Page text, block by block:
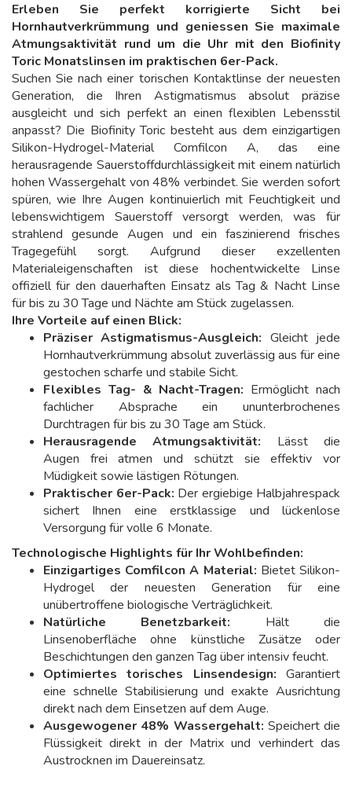
Erleben Sie perfekt korrigierte Sicht bei
Hornhautverkrümmung und geniessen Sie maximale
Atmungsaktivität rund um die Uhr mit den Biofinity
Toric Monatslinsen im praktischen 6er-Pack.
Suchen Sie nach einer torischen Kontaktlinse der neuesten
Generation, die Ihren Astigmatismus absolut präzise
ausgleicht und sich perfekt an einen flexiblen Lebensstil
anpasst? Die Biofinity Toric besteht aus dem einzigartigen
Silikon-Hydrogel-Material Comfilcon A, das eine
herausragende Sauerstoffdurchlässigkeit mit einem natürlich
hohen Wassergehalt von 48% verbindet. Sie werden sofort
spüren, wie Ihre Augen kontinuierlich mit Feuchtigkeit und
lebenswichtigem Sauerstoff versorgt werden, was für
strahlend gesunde Augen und ein faszinierend frisches
Tragegefühl sorgt. Aufgrund dieser exzellenten
Materialeigenschaften ist diese hochentwickelte Linse
offiziell für den dauerhaften Einsatz als Tag & Nacht Linse
für bis zu 30 Tage und Nächte am Stück zugelassen.
Ihre Vorteile auf einen Blick:
Präziser Astigmatismus-Ausgleich: Gleicht jede
Hornhautverkrümmung absolut zuverlässig aus für eine
gestochen scharfe und stabile Sicht.
Flexibles Tag- & Nacht-Tragen: Ermöglicht nach
fachlicher Absprache ein ununterbrochenes
Durchtragen für bis zu 30 Tage am Stück.
Herausragende Atmungsaktivität: Lässt die
Augen frei atmen und schützt sie effektiv vor
Müdigkeit sowie lästigen Rötungen.
Praktischer 6er-Pack: Der ergiebige Halbjahrespack
sichert Ihnen eine erstklassige und lückenlose
Versorgung für volle 6 Monate.
Technologische Highlights für Ihr Wohlbefinden:
Einzigartiges Comfilcon A Material: Bietet Silikon-
Hydrogel der neuesten Generation für eine
unübertroffene biologische Verträglichkeit.
Natürliche Benetzbarkeit: Hält die
Linsenoberfläche ohne künstliche Zusätze oder
Beschichtungen den ganzen Tag über intensiv feucht.
Optimiertes torisches Linsendesign: Garantiert
eine schnelle Stabilisierung und exakte Ausrichtung
direkt nach dem Einsetzen auf dem Auge.
Ausgewogener 48% Wassergehalt: Speichert die
Flüssigkeit direkt in der Matrix und verhindert das
Austrocknen im Dauereinsatz.